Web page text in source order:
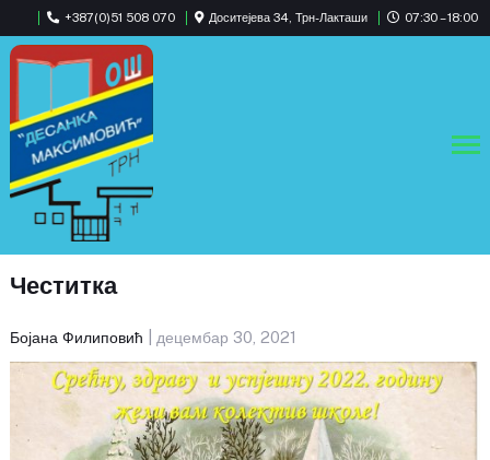
+387(0)51 508 070 Доситејева 34, Трн-Лакташи 07:30 – 18:00
Честитка
Бојана Филиповић | децембар 30, 2021